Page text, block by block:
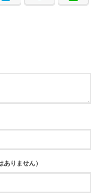
りません）